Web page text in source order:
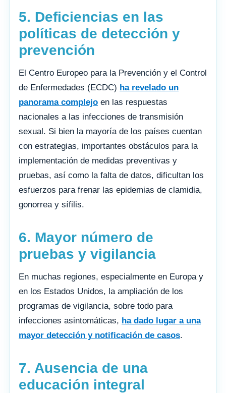
5. Deficiencias en las
políticas de detección y
prevención
El Centro Europeo para la Prevención y el Control
de Enfermedades (ECDC) ha revelado un
panorama complejo en las respuestas
nacionales a las infecciones de transmisión
sexual. Si bien la mayoría de los países cuentan
con estrategias, importantes obstáculos para la
implementación de medidas preventivas y
pruebas, así como la falta de datos, dificultan los
esfuerzos para frenar las epidemias de clamidia,
gonorrea y sífilis.
6. Mayor número de
pruebas y vigilancia
En muchas regiones, especialmente en Europa y
en los Estados Unidos, la ampliación de los
programas de vigilancia, sobre todo para
infecciones asintomáticas, ha dado lugar a una
mayor detección y notificación de casos.
7. Ausencia de una
educación integral